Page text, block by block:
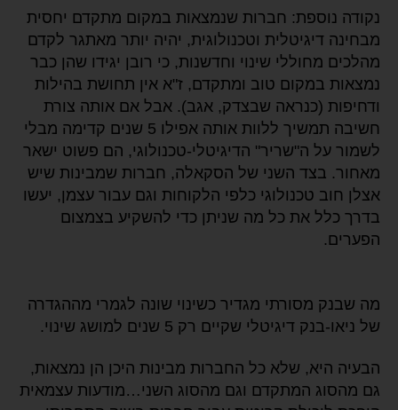
נקודה נוספת: חברות שנמצאות במקום מתקדם יחסית
מבחינה דיגיטלית וטכנולוגית, יהיה יותר מאתגר לקדם
מהלכים מחוללי שינוי וחדשנות, כי רובן יגידו שהן כבר
נמצאות במקום טוב ומתקדם, ז"א אין תחושת בהילות
ודחיפות (כנראה שבצדק, אגב). אבל אם אותה צורת
חשיבה תמשיך ללוות אותה אפילו 5 שנים קדימה מבלי
לשמור על ה"שריר" הדיגיטלי-טכנולוגי, הם פשוט ישאר
מאחור. בצד השני של הסקאלה, חברות שמבינות שיש
אצלן חוב טכנולוגי כלפי הלקוחות וגם עבור עצמן, יעשו
בדרך כלל את כל מה שניתן כדי להשקיע בצמצום
הפערים.
מה שבנק מסורתי מגדיר כשינוי שונה לגמרי מההגדרה
של ניאו-בנק דיגיטלי שקיים רק 5 שנים למושג שינוי.
הבעיה היא, שלא כל החברות מבינות היכן הן נמצאות,
גם מהסוג המתקדם וגם מהסוג השני…מודעות עצמאית